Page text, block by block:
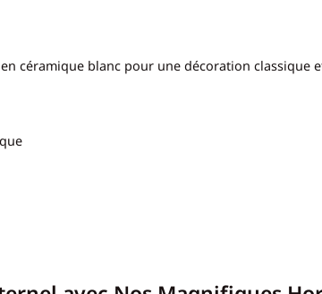
céramique blanc pour une décoration classique